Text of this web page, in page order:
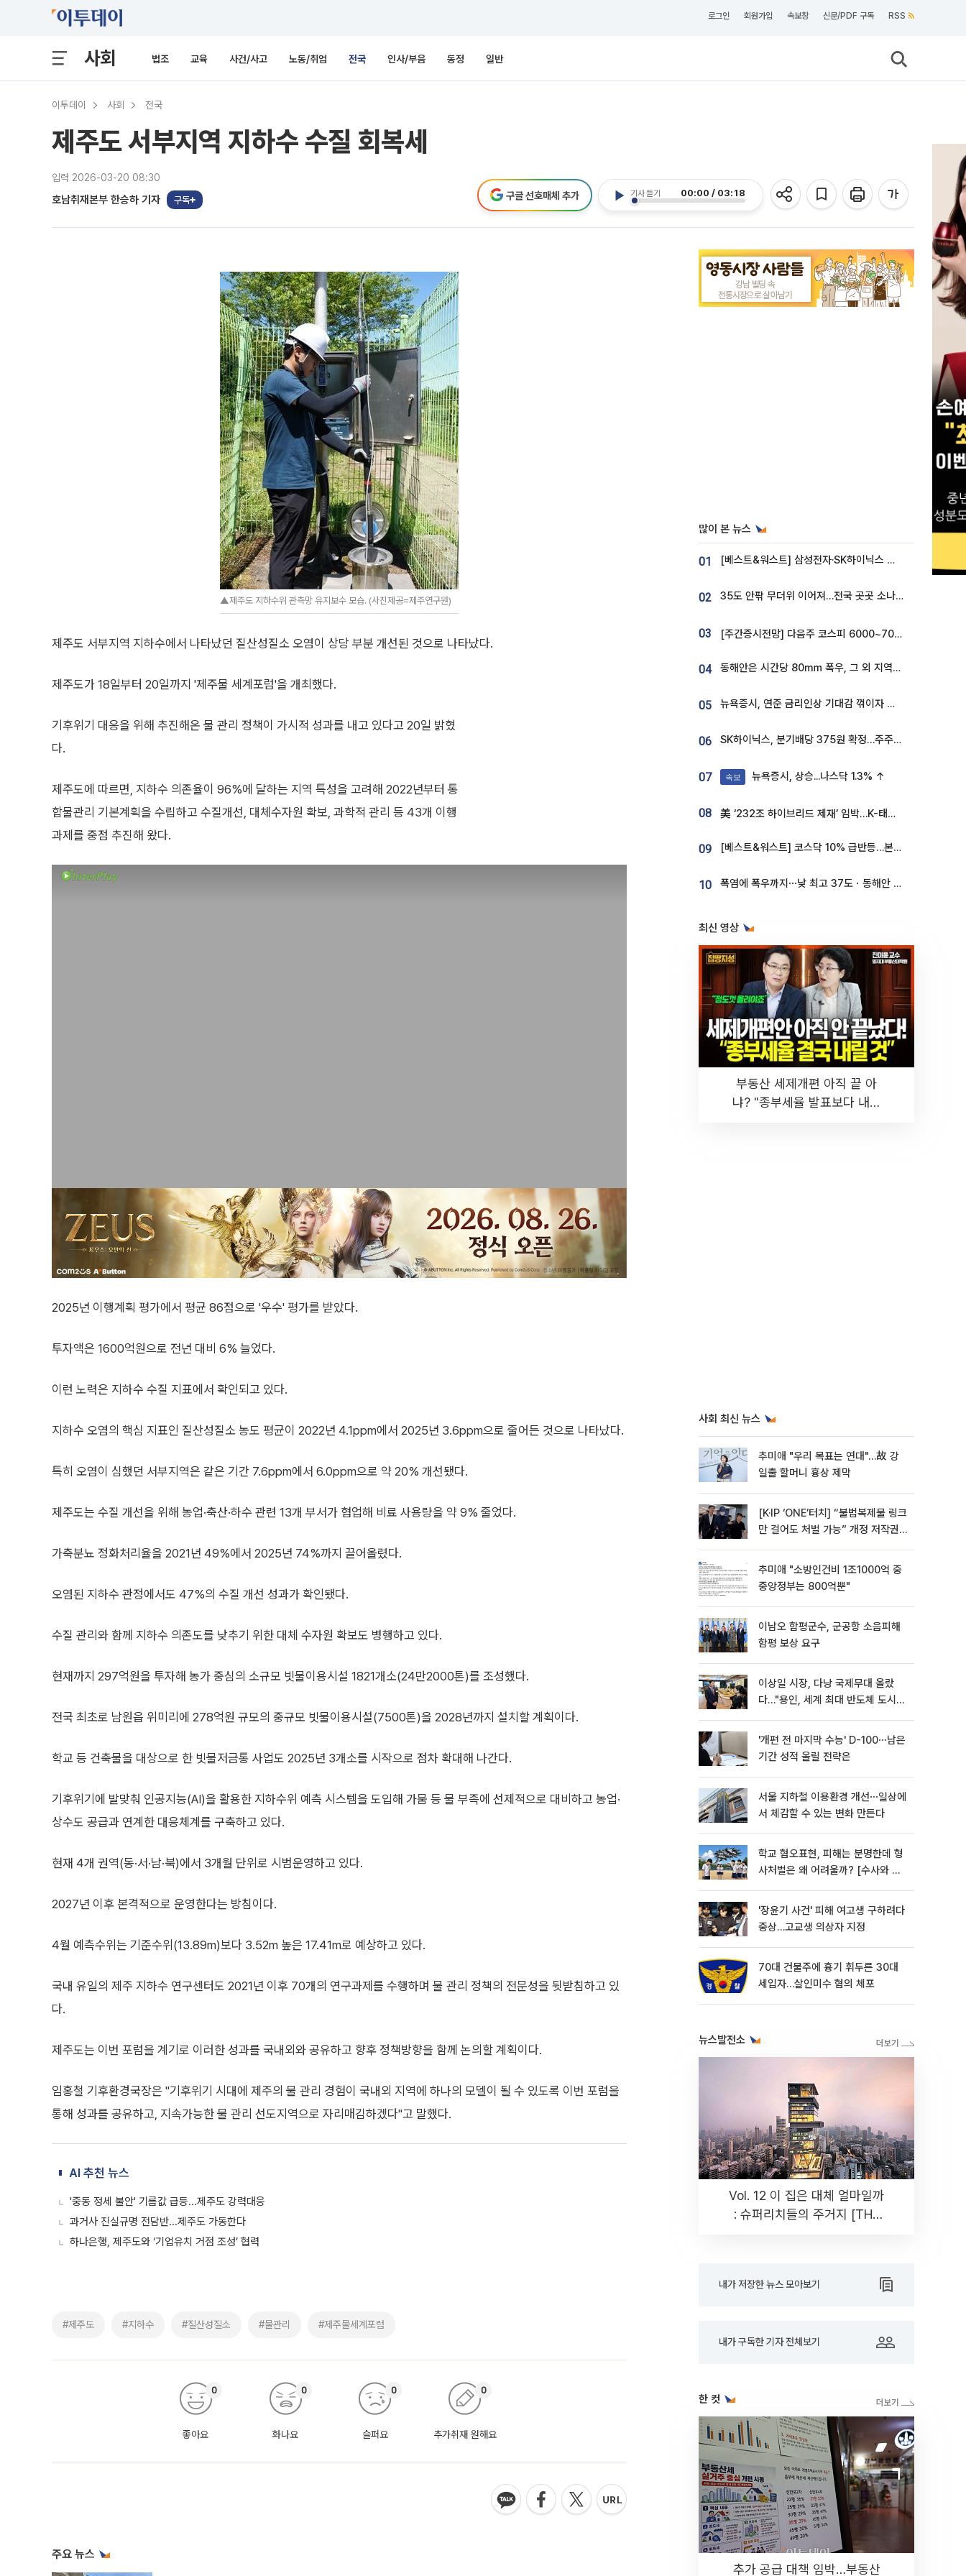
로그인 회원가입 속보창 신문/PDF 구독 RSS
사회 법조 교육 사건/사고 노동/취업 전국 인사/부음 동정 일반
이투데이 사회 전국
제주도 서부지역 지하수 수질 회복세
입력 2026-03-20 08:30
호남취재본부 한승하 기자 구독
기사 듣기 00:00 / 03:18
구글 선호매체 추가
▲제주도 지하수위 관측망 유지보수 모습. (사진제공=제주연구원)
제주도 서부지역 지하수에서 나타났던 질산성질소 오염이 상당 부분 개선된 것으로 나타났다.
제주도가 18일부터 20일까지 '제주물 세계포럼'을 개최했다.
기후위기 대응을 위해 추진해온 물 관리 정책이 가시적 성과를 내고 있다고 20일 밝혔
다.
제주도에 따르면, 지하수 의존율이 96%에 달하는 지역 특성을 고려해 2022년부터 통
합물관리 기본계획을 수립하고 수질개선, 대체수자원 확보, 과학적 관리 등 43개 이행
과제를 중점 추진해 왔다.
2025년 이행계획 평가에서 평균 86점으로 '우수' 평가를 받았다.
투자액은 1600억원으로 전년 대비 6% 늘었다.
이런 노력은 지하수 수질 지표에서 확인되고 있다.
지하수 오염의 핵심 지표인 질산성질소 농도 평균이 2022년 4.1ppm에서 2025년 3.6ppm으로 줄어든 것으로 나타났다.
특히 오염이 심했던 서부지역은 같은 기간 7.6ppm에서 6.0ppm으로 약 20% 개선됐다.
제주도는 수질 개선을 위해 농업·축산·하수 관련 13개 부서가 협업해 비료 사용량을 약 9% 줄었다.
가축분뇨 정화처리율을 2021년 49%에서 2025년 74%까지 끌어올렸다.
오염된 지하수 관정에서도 47%의 수질 개선 성과가 확인됐다.
수질 관리와 함께 지하수 의존도를 낮추기 위한 대체 수자원 확보도 병행하고 있다.
현재까지 297억원을 투자해 농가 중심의 소규모 빗물이용시설 1821개소(24만2000톤)를 조성했다.
전국 최초로 남원읍 위미리에 278억원 규모의 중규모 빗물이용시설(7500톤)을 2028년까지 설치할 계획이다.
학교 등 건축물을 대상으로 한 빗물저금통 사업도 2025년 3개소를 시작으로 점차 확대해 나간다.
기후위기에 발맞춰 인공지능(AI)을 활용한 지하수위 예측 시스템을 도입해 가뭄 등 물 부족에 선제적으로 대비하고 농업·
상수도 공급과 연계한 대응체계를 구축하고 있다.
현재 4개 권역(동·서·남·북)에서 3개월 단위로 시범운영하고 있다.
2027년 이후 본격적으로 운영한다는 방침이다.
4월 예측수위는 기준수위(13.89m)보다 3.52m 높은 17.41m로 예상하고 있다.
국내 유일의 제주 지하수 연구센터도 2021년 이후 70개의 연구과제를 수행하며 물 관리 정책의 전문성을 뒷받침하고 있
다.
제주도는 이번 포럼을 계기로 이러한 성과를 국내외와 공유하고 향후 정책방향을 함께 논의할 계획이다.
임홍철 기후환경국장은 "기후위기 시대에 제주의 물 관리 경험이 국내외 지역에 하나의 모델이 될 수 있도록 이번 포럼을
통해 성과를 공유하고, 지속가능한 물 관리 선도지역으로 자리매김하겠다"고 말했다.
AI 추천 뉴스
'중동 정세 불안' 기름값 급등...제주도 강력대응
과거사 진실규명 전담반...제주도 가동한다
하나은행, 제주도와 ‘기업유치 거점 조성’ 협력
#제주도 #지하수 #질산성질소 #물관리 #제주물세계포럼
좋아요
0
화나요
0
슬퍼요
0
추가취재 원해요
0
주요 뉴스
많이 본 뉴스
01 [베스트&워스트] 삼성전자·SK하이닉스 밀린 한 주…상상인증권은 85% 급등
02 35도 안팎 무더위 이어져…전국 곳곳 소나기 [오늘 날씨]
03 [주간증시전망] 다음주 코스피 6000~7000⋯“外人 수급은 정책이 변수”
04 동해안은 시간당 80㎜ 폭우, 그 외 지역은 폭염…‘극과 극 날씨’
05 뉴욕증시, 연준 금리인상 기대감 꺾이자 상승...S&P500 사상 최고치 [종합]
06 SK하이닉스, 분기배당 375원 확정…주주환원책 9월로 앞당겨 발표
07 속보 뉴욕증시, 상승...나스닥 1.3% ↑
08 美 ‘232조 하이브리드 제재’ 임박…K-태양광, 불확실성 털고 날개 다나
09 [베스트&워스트] 코스닥 10% 급반등…본느, 최대주주 변경 기대에 270% 폭등
10 폭염에 폭우까지⋯낮 최고 37도ㆍ동해안 강한 비 [날씨]
최신 영상
부동산 세제개편 아직 끝 아
냐? "종부세율 발표보다 내릴
사회 최신 뉴스
추미애 "우리 목표는 연대"…故 강
일출 할머니 흉상 제막
[K·IP ‘ONE’터치] “불법복제물 링크
만 걸어도 처벌 가능” 개정 저작권
추미애 "소방인건비 1조1000억 중
중앙정부는 800억뿐"
이남오 함평군수, 군공항 소음피해
함평 보상 요구
이상일 시장, 다낭 국제무대 올랐
다…"용인, 세계 최대 반도체 도시
'개편 전 마지막 수능' D-100⋯남은
기간 성적 올릴 전략은
서울 지하철 이용환경 개선⋯일상에
서 체감할 수 있는 변화 만든다
학교 혐오표현, 피해는 분명한데 형
사처벌은 왜 어려울까? [수사와 재
'장윤기 사건' 피해 여고생 구하려다
중상…고교생 의상자 지정
70대 건물주에 흉기 휘두른 30대
세입자…살인미수 혐의 체포
뉴스발전소
Vol. 12 이 집은 대체 얼마일까
: 슈퍼리치들의 주거지 [THE
내가 저장한 뉴스 모아보기
내가 구독한 기자 전체보기
한 컷
추가 공급 대책 임박…부동산